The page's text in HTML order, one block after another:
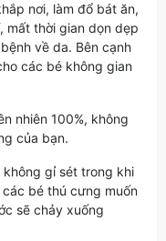
nơi, làm đổ bát ăn,
mất thời gian dọn dẹp
về da. Bên cạnh
các bé không gian
nhiên 100%, không
của bạn.
gỉ sét trong khi
bé thú cưng muốn
sẽ chảy xuống